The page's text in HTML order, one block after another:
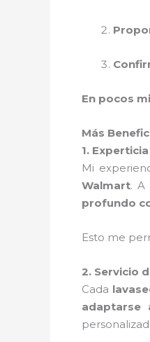
En pocos
Más
1.
Mi
Walmart. A
profundo
Esto me
2. Servicio
Cada
adaptarse